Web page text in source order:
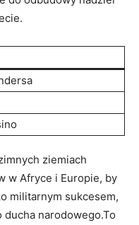
ziemiach
w Afryce i Europie, by
militarnym sukcesem,
narodowego.To